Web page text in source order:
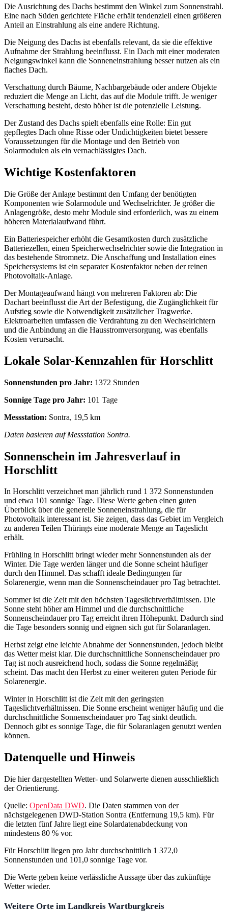
Die Ausrichtung des Dachs bestimmt den Winkel zum Sonnenstrahl.
Eine nach Süden gerichtete Fläche erhält tendenziell einen größeren
Anteil an Einstrahlung als eine andere Richtung.
Die Neigung des Dachs ist ebenfalls relevant, da sie die effektive
Aufnahme der Strahlung beeinflusst. Ein Dach mit einer moderaten
Neigungswinkel kann die Sonneneinstrahlung besser nutzen als ein
flaches Dach.
Verschattung durch Bäume, Nachbargebäude oder andere Objekte
reduziert die Menge an Licht, das auf die Module trifft. Je weniger
Verschattung besteht, desto höher ist die potenzielle Leistung.
Der Zustand des Dachs spielt ebenfalls eine Rolle: Ein gut
gepflegtes Dach ohne Risse oder Undichtigkeiten bietet bessere
Voraussetzungen für die Montage und den Betrieb von
Solarmodulen als ein vernachlässigtes Dach.
Wichtige Kostenfaktoren
Die Größe der Anlage bestimmt den Umfang der benötigten
Komponenten wie Solarmodule und Wechselrichter. Je größer die
Anlagengröße, desto mehr Module sind erforderlich, was zu einem
höheren Materialaufwand führt.
Ein Batteriespeicher erhöht die Gesamtkosten durch zusätzliche
Batteriezellen, einen Speicherwechselrichter sowie die Integration in
das bestehende Stromnetz. Die Anschaffung und Installation eines
Speichersystems ist ein separater Kostenfaktor neben der reinen
Photovoltaik‑Anlage.
Der Montageaufwand hängt von mehreren Faktoren ab: Die
Dachart beeinflusst die Art der Befestigung, die Zugänglichkeit für
Aufstieg sowie die Notwendigkeit zusätzlicher Tragwerke.
Elektroarbeiten umfassen die Verdrahtung zu den Wechselrichtern
und die Anbindung an die Hausstromversorgung, was ebenfalls
Kosten verursacht.
Lokale Solar-Kennzahlen für Horschlitt
Sonnenstunden pro Jahr: 1372 Stunden
Sonnige Tage pro Jahr: 101 Tage
Messstation: Sontra, 19,5 km
Daten basieren auf Messstation Sontra.
Sonnenschein im Jahresverlauf in
Horschlitt
In Horschlitt verzeichnet man jährlich rund 1 372 Sonnenstunden
und etwa 101 sonnige Tage. Diese Werte geben einen guten
Überblick über die generelle Sonneneinstrahlung, die für
Photovoltaik interessant ist. Sie zeigen, dass das Gebiet im Vergleich
zu anderen Teilen Thürings eine moderate Menge an Tageslicht
erhält.
Frühling in Horschlitt bringt wieder mehr Sonnenstunden als der
Winter. Die Tage werden länger und die Sonne scheint häufiger
durch den Himmel. Das schafft ideale Bedingungen für
Solarenergie, wenn man die Sonnenscheindauer pro Tag betrachtet.
Sommer ist die Zeit mit den höchsten Tageslichtverhältnissen. Die
Sonne steht höher am Himmel und die durchschnittliche
Sonnenscheindauer pro Tag erreicht ihren Höhepunkt. Dadurch sind
die Tage besonders sonnig und eignen sich gut für Solaranlagen.
Herbst zeigt eine leichte Abnahme der Sonnenstunden, jedoch bleibt
das Wetter meist klar. Die durchschnittliche Sonnenscheindauer pro
Tag ist noch ausreichend hoch, sodass die Sonne regelmäßig
scheint. Das macht den Herbst zu einer weiteren guten Periode für
Solarenergie.
Winter in Horschlitt ist die Zeit mit den geringsten
Tageslichtverhältnissen. Die Sonne erscheint weniger häufig und die
durchschnittliche Sonnenscheindauer pro Tag sinkt deutlich.
Dennoch gibt es sonnige Tage, die für Solaranlagen genutzt werden
können.
Datenquelle und Hinweis
Die hier dargestellten Wetter- und Solarwerte dienen ausschließlich
der Orientierung.
Quelle: OpenData DWD. Die Daten stammen von der
nächstgelegenen DWD‑Station Sontra (Entfernung 19,5 km). Für
die letzten fünf Jahre liegt eine Solardatenabdeckung von
mindestens 80 % vor.
Für Horschlitt liegen pro Jahr durchschnittlich 1 372,0
Sonnenstunden und 101,0 sonnige Tage vor.
Die Werte geben keine verlässliche Aussage über das zukünftige
Wetter wieder.
Weitere Orte im Landkreis Wartburgkreis